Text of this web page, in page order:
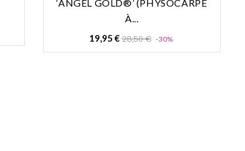
‘ANGEL GOLD®’ (PHYSOCARPE
À...
19,95 €Prix
28,50 € -30%